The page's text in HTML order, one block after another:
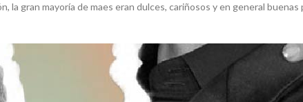
gran mayoría de maes eran dulces, cariñosos y en general